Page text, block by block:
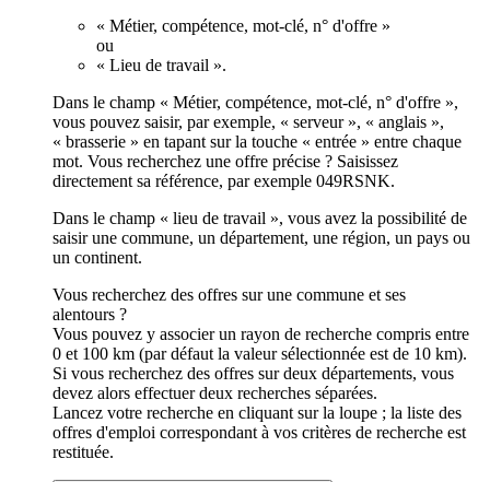
« Métier, compétence, mot-clé, n° d'offre »
ou
« Lieu de travail ».
Dans le champ « Métier, compétence, mot-clé, n° d'offre »,
vous pouvez saisir, par exemple, « serveur », « anglais »,
« brasserie » en tapant sur la touche « entrée » entre chaque
mot. Vous recherchez une offre précise ? Saisissez
directement sa référence, par exemple 049RSNK.
Dans le champ « lieu de travail », vous avez la possibilité de
saisir une commune, un département, une région, un pays ou
un continent.
Vous recherchez des offres sur une commune et ses
alentours ?
Vous pouvez y associer un rayon de recherche compris entre
0 et 100 km (par défaut la valeur sélectionnée est de 10 km).
Si vous recherchez des offres sur deux départements, vous
devez alors effectuer deux recherches séparées.
Lancez votre recherche en cliquant sur la loupe ; la liste des
offres d'emploi correspondant à vos critères de recherche est
restituée.